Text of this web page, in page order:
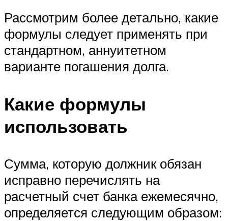
Рассмотрим более детально, какие
формулы следует применять при
стандартном, аннуитетном
варианте погашения долга.
Какие формулы
использовать
Сумма, которую должник обязан
исправно перечислять на
расчетный счет банка ежемесячно,
определяется следующим образом: